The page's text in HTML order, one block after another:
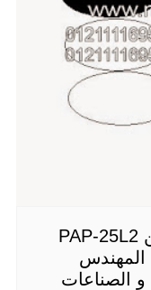
غطاء – طبه – الاندكشن PAP-25L2
المهندس
الصناعات